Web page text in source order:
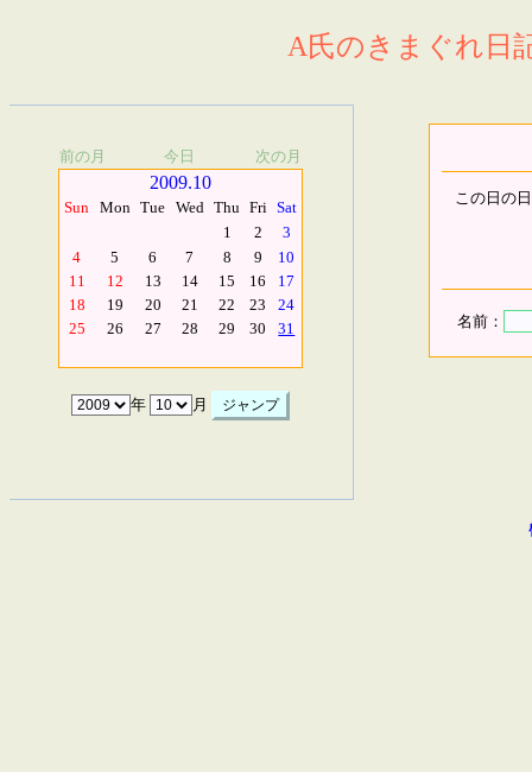
A氏のきまぐれ日
前の月 今日 次の月
2009.10
Sun Mon Tue Wed Thu Fri Sat
1
2
3
4
5 6 7 8 9
10
11
12 13 14 15 16
17
18
19 20 21 22 23
24
25
26 27 28 29 30 31
年 月
この日の
名前：